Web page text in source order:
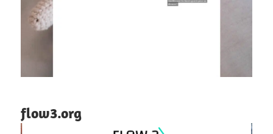
flow3.org